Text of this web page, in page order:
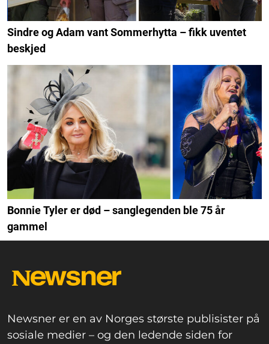
Sindre og Adam vant Sommerhytta – fikk uventet
beskjed
Bonnie Tyler er død – sanglegenden ble 75 år
gammel
Newsner er en av Norges største publisister på
sosiale medier – og den ledende siden for